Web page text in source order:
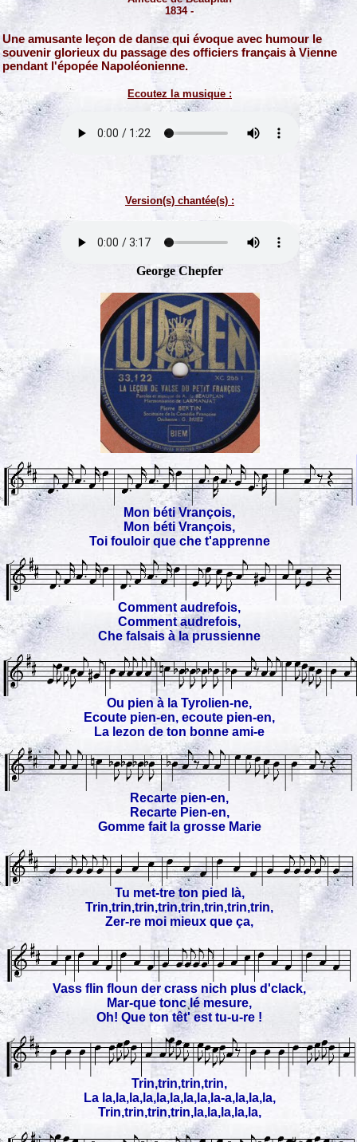
1834 -
Une amusante leçon de danse qui évoque avec humour le
souvenir glorieux du passage des officiers français à Vienne
pendant l'épopée Napoléonienne.
Ecoutez la musique :
Version(s) chantée(s) :
George Chepfer
Mon béti Vrançois,
Mon béti Vrançois,
Toi fouloir que che t'apprenne
Comment audrefois,
Comment audrefois,
Che falsais à la prussienne
Ou pien à la Tyrolien-ne,
Ecoute pien-en, ecoute pien-en,
La lezon de ton bonne ami-e
Recarte pien-en,
Recarte Pien-en,
Gomme fait la grosse Marie
Tu met-tre ton pied là,
Trin,trin,trin,trin,trin,trin,trin,trin,
Zer-re moi mieux que ça,
Vass flin floun der crass nich plus d'clack,
Mar-que tonc lé mesure,
Oh! Que ton têt' est tu-u-re !
Trin,trin,trin,trin,
La la,la,la,la,la,la,la,la,la-a,la,la,la,
Trin,trin,trin,trin,la,la,la,la,la,